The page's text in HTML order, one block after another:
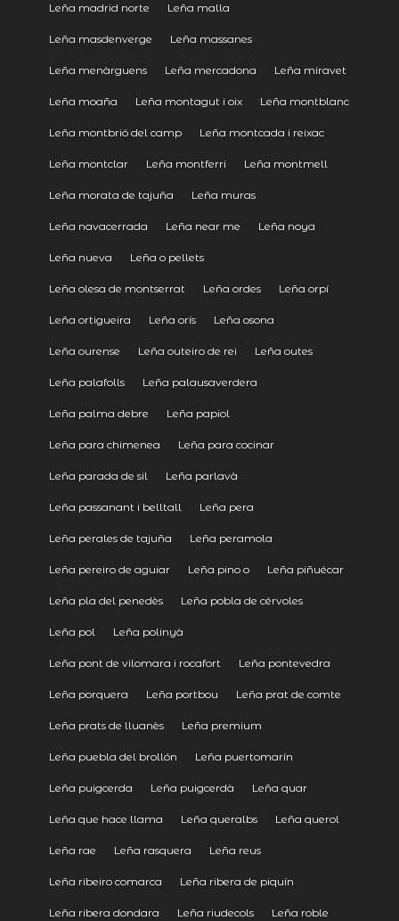
Leña madrid norte Leña malla
Leña masdenverge Leña massanes
Leña menàrguens Leña mercadona Leña miravet
Leña moaña Leña montagut i oix Leña montblanc
Leña montbrió del camp Leña montcada i reixac
Leña montclar Leña montferri Leña montmell
Leña morata de tajuña Leña muras
Leña navacerrada Leña near me Leña noya
Leña nueva Leña o pellets
Leña olesa de montserrat Leña ordes Leña orpí
Leña ortigueira Leña orís Leña osona
Leña ourense Leña outeiro de rei Leña outes
Leña palafolls Leña palausaverdera
Leña palma debre Leña papiol
Leña para chimenea Leña para cocinar
Leña parada de sil Leña parlavà
Leña passanant i belltall Leña pera
Leña perales de tajuña Leña peramola
Leña pereiro de aguiar Leña pino o Leña piñuécar
Leña pla del penedès Leña pobla de cérvoles
Leña pol Leña polinyà
Leña pont de vilomara i rocafort Leña pontevedra
Leña porquera Leña portbou Leña prat de comte
Leña prats de lluanès Leña premium
Leña puebla del brollón Leña puertomarín
Leña puigcerda Leña puigcerdà Leña quar
Leña que hace llama Leña queralbs Leña querol
Leña rae Leña rasquera Leña reus
Leña ribeiro comarca Leña ribera de piquín
Leña ribera dondara Leña riudecols Leña roble